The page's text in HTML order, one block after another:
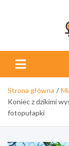
Strona główna
Koniec z dzikimi
fotopułapki